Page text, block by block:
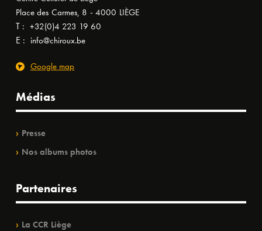
Place des Carmes, 8 - 4000 LIÈGE
T : +32(0)4 223 19 60
E : info@chiroux.be
Google map
Médias
Presse
Nos albums photos
Partenaires
La CCR Liège